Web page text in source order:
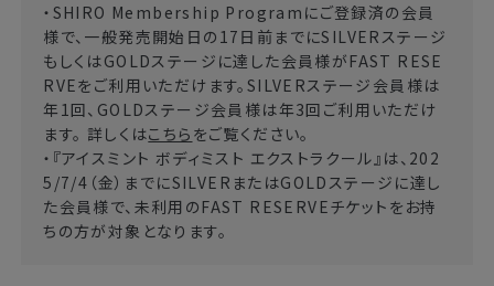
・SHIRO Membership Programにご登録済の会員
様で、一般発売開始日の17日前までにSILVERステージ
もしくはGOLDステージに達した会員様がFAST RESE
RVEをご利用いただけます。SILVERステージ会員様は
年1回、GOLDステージ会員様は年3回ご利用いただけ
ます。 詳しくはこちら をご覧ください。
・『アイスミント ボディミスト エクストラクール』は、202
5/7/4（金）までにSILVERまたはGOLDステージに達し
た会員様で、未利用のFAST RESERVEチケットをお持
ちの方が対象となります。